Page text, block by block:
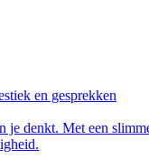
en gesprekken
je denkt. Met een